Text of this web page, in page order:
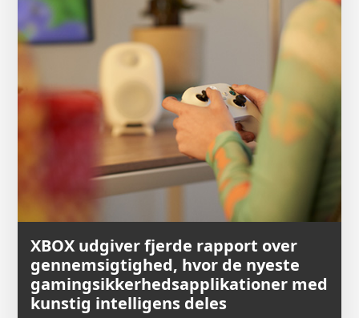
XBOX udgiver fjerde rapport over
gennemsigtighed, hvor de nyeste
gamingsikkerhedsapplikationer med
kunstig intelligens deles